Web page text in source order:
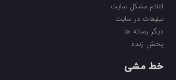
اعلام مشکل سایت
تبلیغات در سایت
ديگر رسانه ها
پخش زنده
خط مشی